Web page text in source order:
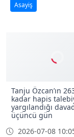
Asayiş
Tanju Özcan’ın
kadar hapis
yargılandığı
üçüncü gün
2026-07-08